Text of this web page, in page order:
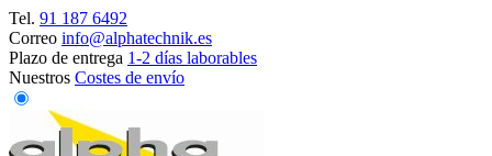
Tel. 91 187 6492
Correo info@alphatechnik.es
Plazo de entrega 1-2 días laborables
Nuestros Costes de envío